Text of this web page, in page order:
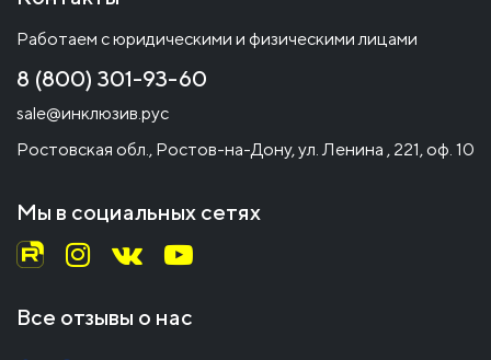
Работаем с юридическими и физическими лицами
8 (800) 301-93-60
sale@инклюзив.рус
Ростовская обл., Ростов-на-Дону, ул. Ленина , 221, оф. 10
Мы в социальных сетях
Все отзывы о нас